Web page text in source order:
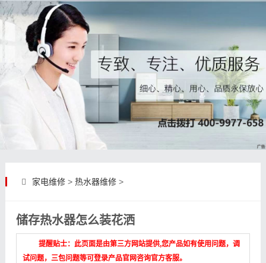
家电维修> 热水器维修>
储存热水器怎么装花洒
提醒贴士：此页面是由第三方网站提供,您产品如有使用问题，调
试问题，三包问题等可登录产品官网咨询官方客服。